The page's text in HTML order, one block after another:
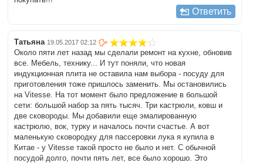
Ответить
Татьяна 19.05.2017 02:12
Около пяти лет назад мы сделали ремонт на кухне, обновив
все. Мебель, технику... И тут поняли, что новая
индукционная плита не оставила нам выбора - посуду для
приготовления тоже пришлось заменить. Мы остановились
на Vitesse. На тот момент было предложение в большой
сети: большой набор за пять тысяч. Три кастрюли, ковш и
две сковороды. Мы добавили еще эмалированную
кастрюлю, вок, турку и началось почти счастье. А вот
маленькую сковородку для пассеровки лука я купила в
Китае - у Vitesse такой просто не было и нет. С обычной
посудой долго, почти пять лет, все было хорошо. Это